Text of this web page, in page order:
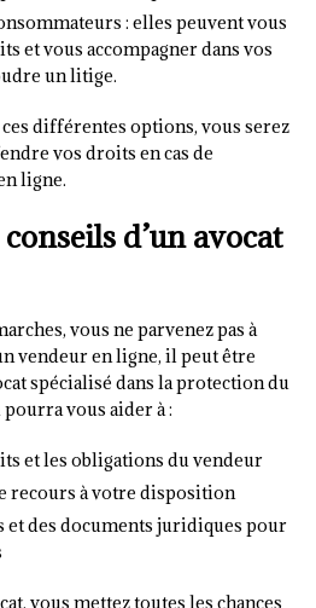
: elles peuvent vous
et vous accompagner dans vos
un litige.
différentes options, vous serez
vos droits en cas de
ligne.
d’un avocat
vous ne parvenez pas à
vendeur en ligne, il peut être
spécialisé dans la protection du
vous aider à :
et les obligations du vendeur
recours à votre disposition
et des documents juridiques pour
vous mettez toutes les chances